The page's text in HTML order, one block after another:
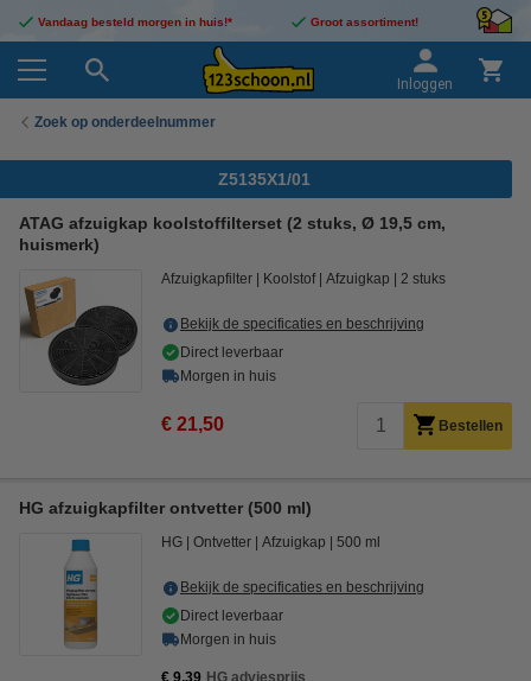
Vandaag besteld morgen in huis!* Groot assortiment!
Inloggen
Zoek op onderdeelnummer
Z5135X1/01
ATAG afzuigkap koolstoffilterset (2 stuks, Ø 19,5 cm,
huismerk)
Afzuigkapfilter Koolstof Afzuigkap 2 stuks
Bekijk de specificaties en beschrijving
Direct leverbaar
Morgen in huis
€ 21,50 Bestellen
HG afzuigkapfilter ontvetter (500 ml)
HG Ontvetter Afzuigkap 500 ml
Bekijk de specificaties en beschrijving
Direct leverbaar
Morgen in huis
€ 9,39 HG adviesprijs